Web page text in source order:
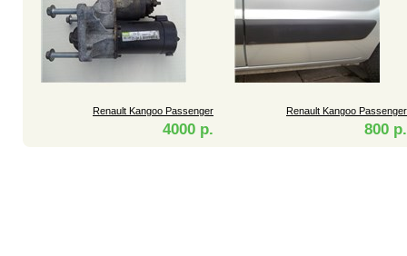
Renault Kangoo Passenger
4000 р.
Renault Kangoo Passenger
800 р.